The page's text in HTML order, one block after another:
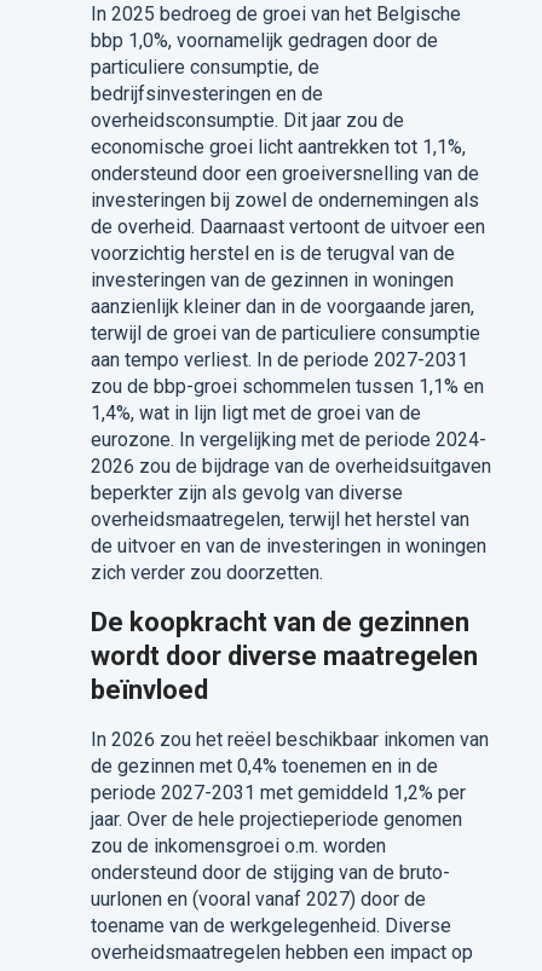
In 2025 bedroeg de groei van het Belgische
bbp 1,0%, voornamelijk gedragen door de
particuliere consumptie, de
bedrijfsinvesteringen en de
overheidsconsumptie. Dit jaar zou de
economische groei licht aantrekken tot 1,1%,
ondersteund door een groeiversnelling van de
investeringen bij zowel de ondernemingen als
de overheid. Daarnaast vertoont de uitvoer een
voorzichtig herstel en is de terugval van de
investeringen van de gezinnen in woningen
aanzienlijk kleiner dan in de voorgaande jaren,
terwijl de groei van de particuliere consumptie
aan tempo verliest. In de periode 2027-2031
zou de bbp-groei schommelen tussen 1,1% en
1,4%, wat in lijn ligt met de groei van de
eurozone. In vergelijking met de periode 2024-
2026 zou de bijdrage van de overheidsuitgaven
beperkter zijn als gevolg van diverse
overheidsmaatregelen, terwijl het herstel van
de uitvoer en van de investeringen in woningen
zich verder zou doorzetten.
De koopkracht van de gezinnen
wordt door diverse maatregelen
beïnvloed
In 2026 zou het reëel beschikbaar inkomen van
de gezinnen met 0,4% toenemen en in de
periode 2027-2031 met gemiddeld 1,2% per
jaar. Over de hele projectieperiode genomen
zou de inkomensgroei o.m. worden
ondersteund door de stijging van de bruto-
uurlonen en (vooral vanaf 2027) door de
toename van de werkgelegenheid. Diverse
overheidsmaatregelen hebben een impact op